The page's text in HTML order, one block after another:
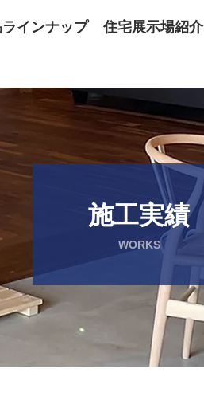
インナップ 住宅展示場紹介
施工実績
WORKS